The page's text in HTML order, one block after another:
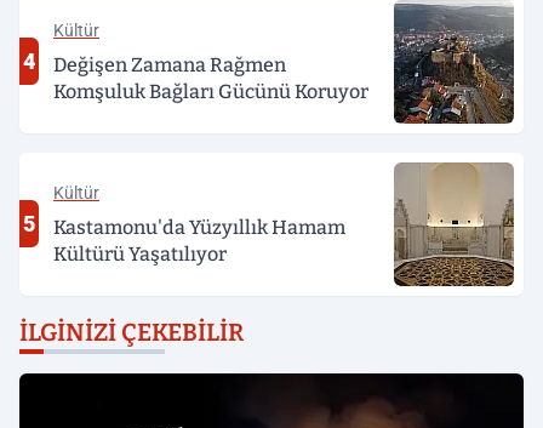
4
Kültür
Değişen Zamana Rağmen
Komşuluk Bağları Gücünü Koruyor
5
Kültür
Kastamonu'da Yüzyıllık Hamam
Kültürü Yaşatılıyor
İLGINIZI ÇEKEBILIR